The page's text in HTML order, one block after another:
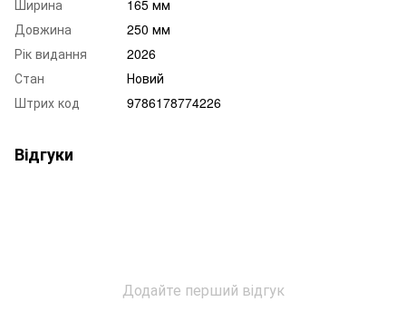
Ширина
165 мм
Довжина
250 мм
Рік видання
2026
Стан
Новий
Штрих код
9786178774226
Відгуки
Додайте перший відгук